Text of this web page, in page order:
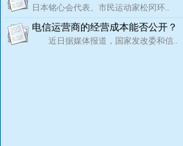
日本铭心会代表、市民运动家松冈环..
电信运营商的经营成本能否公开？
近日据媒体报道，国家发改委和信..